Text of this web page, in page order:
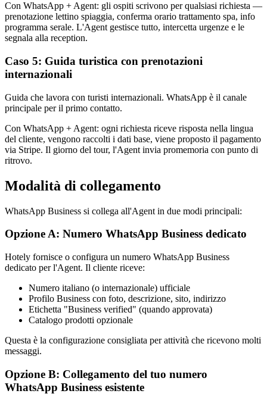
Con WhatsApp + Agent: gli ospiti scrivono per qualsiasi richiesta —
prenotazione lettino spiaggia, conferma orario trattamento spa, info
programma serale. L'Agent gestisce tutto, intercetta urgenze e le
segnala alla reception.
Caso 5: Guida turistica con prenotazioni
internazionali
Guida che lavora con turisti internazionali. WhatsApp è il canale
principale per il primo contatto.
Con WhatsApp + Agent: ogni richiesta riceve risposta nella lingua
del cliente, vengono raccolti i dati base, viene proposto il pagamento
via Stripe. Il giorno del tour, l'Agent invia promemoria con punto di
ritrovo.
Modalità di collegamento
WhatsApp Business si collega all'Agent in due modi principali:
Opzione A: Numero WhatsApp Business dedicato
Hotely fornisce o configura un numero WhatsApp Business
dedicato per l'Agent. Il cliente riceve:
Numero italiano (o internazionale) ufficiale
Profilo Business con foto, descrizione, sito, indirizzo
Etichetta "Business verified" (quando approvata)
Catalogo prodotti opzionale
Questa è la configurazione consigliata per attività che ricevono molti
messaggi.
Opzione B: Collegamento del tuo numero
WhatsApp Business esistente